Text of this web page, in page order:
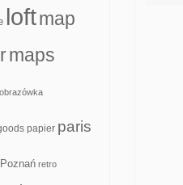
loftmap
maps
obrazówka
papier paris
Poznań retro